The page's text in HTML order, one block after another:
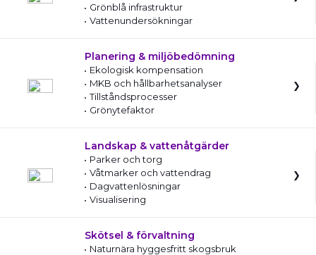
Grönblå infrastruktur
Vattenundersökningar
Planering & miljöbedömning
Ekologisk kompensation
MKB och hållbarhetsanalyser
Tillståndsprocesser
Grönytefaktor
Landskap & vattenåtgärder
Parker och torg
Våtmarker och vattendrag
Dagvattenlösningar
Visualisering
Skötsel & förvaltning
Naturnära hyggesfritt skogsbruk